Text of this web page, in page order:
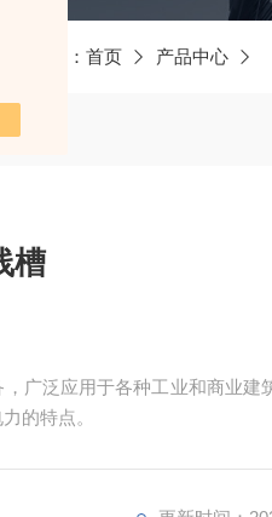
当前位置： 首页 产品中心
槽
广泛应用于各种工业和商业建
的特点。